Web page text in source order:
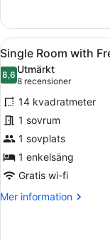
Airport
Shuttle
Quadruple
Room
(with
extra
beds)
with
Free
Airport
Shuttle
Öppna
alla
foton
för
Single
Room
with
Free
Airport
Shuttle
4
Single Room with
8,68,6 av 10
Utmärkt
8 recensioner
(8 recensioner)
14 kvadratmeter
1 sovrum
1 sovplats
1 enkelsäng
Gratis wi-fi
Mer information
Mer